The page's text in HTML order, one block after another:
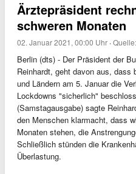
Ärztepräsident
schweren Monaten
02. Januar 2021, 00:00 Uhr ·Quelle:
Berlin (dts) - Der Präsident der
Reinhardt, geht davon aus, dass
und Ländern am 5. Januar die
Lockdowns "sicherlich"
(Samstagausgabe) sagte
den Menschen klarmacht, dass
Monaten stehen, die
Schließlich stünden die
Überlastung.